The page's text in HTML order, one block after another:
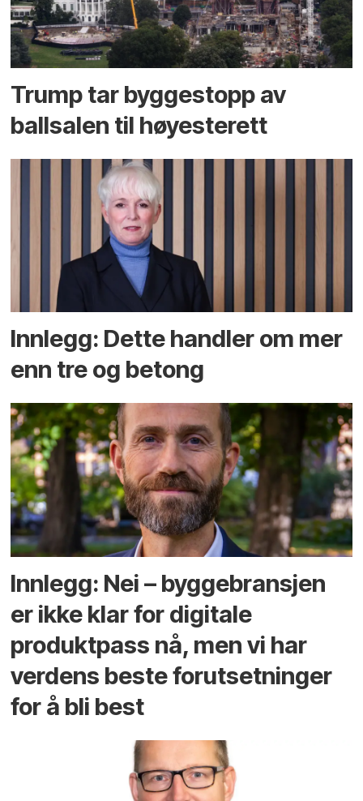
Trump tar byggestopp av
ballsalen til høyesterett
Innlegg: Dette handler om mer
enn tre og betong
Innlegg: Nei – byggebransjen
er ikke klar for digitale
produktpass nå, men vi har
verdens beste forutsetninger
for å bli best